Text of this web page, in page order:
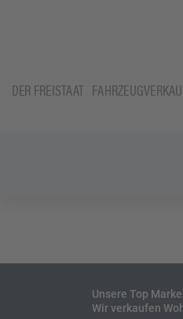
DER FREISTAAT
Unsere Top
Wir verkaufen